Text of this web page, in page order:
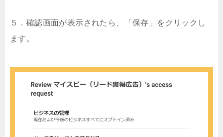
５．確認画面が表示されたら、「保存」をクリックし
ます。